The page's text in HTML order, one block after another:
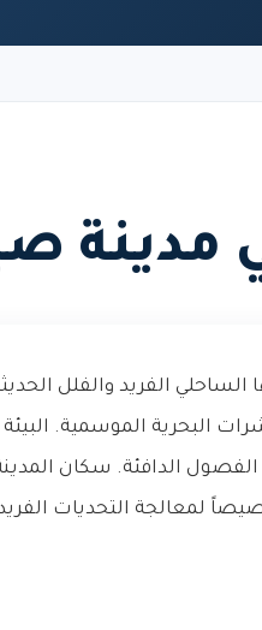
الساحلي الفريد والفلل
البحرية الموسمية.
الفصول الدافئة. سكان
لمعالجة التحديات